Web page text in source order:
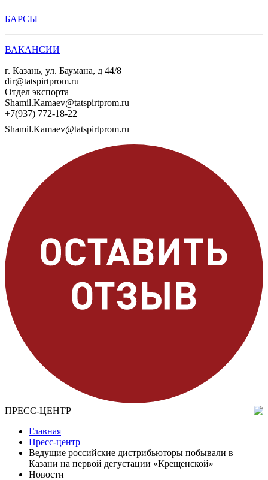
БАРСЫ
ВАКАНСИИ
г. Казань, ул. Баумана, д 44/8
dir@tatspirtprom.ru
Отдел экспорта
Shamil.Kamaev@tatspirtprom.ru
+7(937) 772-18-22
Shamil.Kamaev@tatspirtprom.ru
ПРЕСС-ЦЕНТР
Главная
Пресс-центр
Ведущие российские дистрибьюторы побывали в
Казани на первой дегустации «Крещенской»
Новости